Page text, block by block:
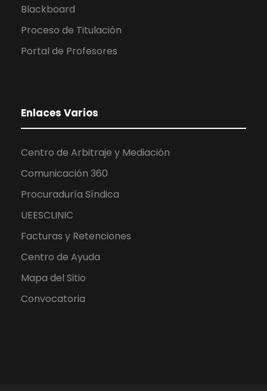
Blackboard
Proceso de Titulación
Portal de Profesores
Enlaces Varios
Centro de Arbitraje y Mediación
Comunicación 360
Procuraduría Síndica
UEESCLINIC
Facturas y Retenciones
Centro de Ayuda
Mapa del Sitio
Convocatoria